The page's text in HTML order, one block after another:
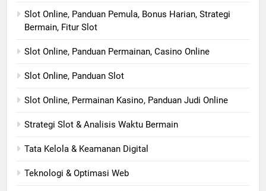
Slot Online, Panduan Pemula, Bonus Harian, Strategi
Bermain, Fitur Slot
Slot Online, Panduan Permainan, Casino Online
Slot Online, Panduan Slot
Slot Online, Permainan Kasino, Panduan Judi Online
Strategi Slot & Analisis Waktu Bermain
Tata Kelola & Keamanan Digital
Teknologi & Optimasi Web